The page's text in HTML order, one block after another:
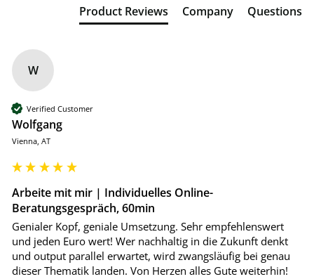
Product Reviews Company Questions
W
Verified Customer
Wolfgang
Vienna, AT
Arbeite mit mir | Individuelles Online-
Beratungsgespräch, 60min
Genialer Kopf, geniale Umsetzung. Sehr empfehlenswert
und jeden Euro wert! Wer nachhaltig in die Zukunft denkt
und output parallel erwartet, wird zwangsläufig bei genau
dieser Thematik landen. Von Herzen alles Gute weiterhin!